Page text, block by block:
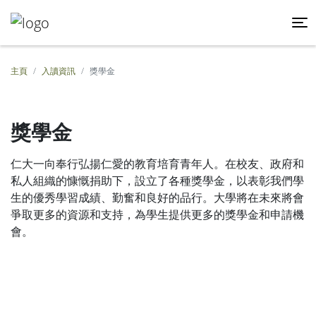
主頁 入讀資訊 獎學金
獎學金
仁大一向奉行弘揚仁愛的教育培育青年人。在校友、政府和
私人組織的慷慨捐助下，設立了各種獎學金，以表彰我們學
生的優秀學習成績、勤奮和良好的品行。大學將在未來將會
爭取更多的資源和支持，為學生提供更多的獎學金和申請機
會。